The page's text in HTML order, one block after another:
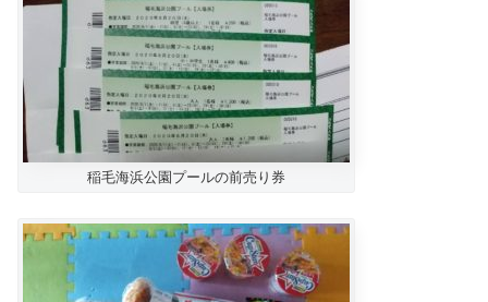
稲毛海浜公園プールの前売り券